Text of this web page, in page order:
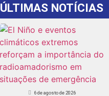
ÚLTIMAS NOTÍCIAS
6 de agosto de 2026